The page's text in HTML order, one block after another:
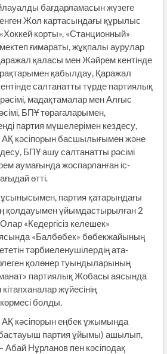
бағдарламасын жүзеге
Жол картасындағы құрылыс
корты», «Станционный»
ғимараты, жұқпалы аурулар
қаласы мен Жәйрем кентінде
қабылдау, Қаражал
салтанатты түрде партиялық
мадақтамалар мен Алғыс
БПҰ төрағаларымен,
партия мүшелерімен кездесу,
кәсіпорын басшылығымен және
БПҰ ашу салтанатты рәсімі
аумағында жоспарланған іс-
өтті.
партия қатарындағы
қолдауымен ұйымдастырылған 2
«Кедергісіз келешек»
«Балбөбек» бөбекжайының
тәрбиеленушілердің ата-
қолөнер туындыларының
партиялық Жобасы аясында
жүйесінің
болды.
кәсіпорын еңбек ұжымында
партия ұйымы) ашылып,
Нұрланов пен кәсіподақ